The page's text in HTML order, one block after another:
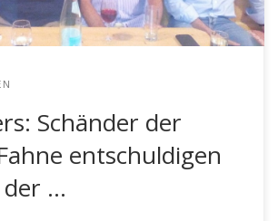
Schänder der
entschuldigen
der …